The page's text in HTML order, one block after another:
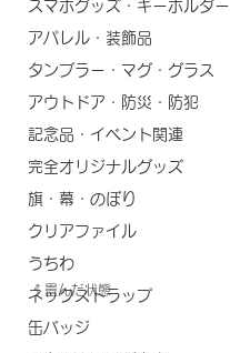
スマホグッズ・キーホルダー
アパレル・装飾品
タンブラー・マグ・グラス
アウトドア・防災・防犯
記念品・イベント関連
完全オリジナルグッズ
旗・幕・のぼり
クリアファイル
うちわ
ネックストラップ
缶バッジ
↑畳んだ状態